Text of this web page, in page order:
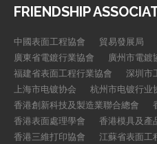
FRIENDSHIP
中國表面工程協會 貿易發展局
廣東省電鍍行業協會
廣州市電鍍
福建省表面工程行業協會
深圳市
上海市电镀协会
杭州市电镀行业
香港創新科技及製造業聯合總會
香港表面處理學會
香港模具及產
香港三維打印協會
江蘇省表面工